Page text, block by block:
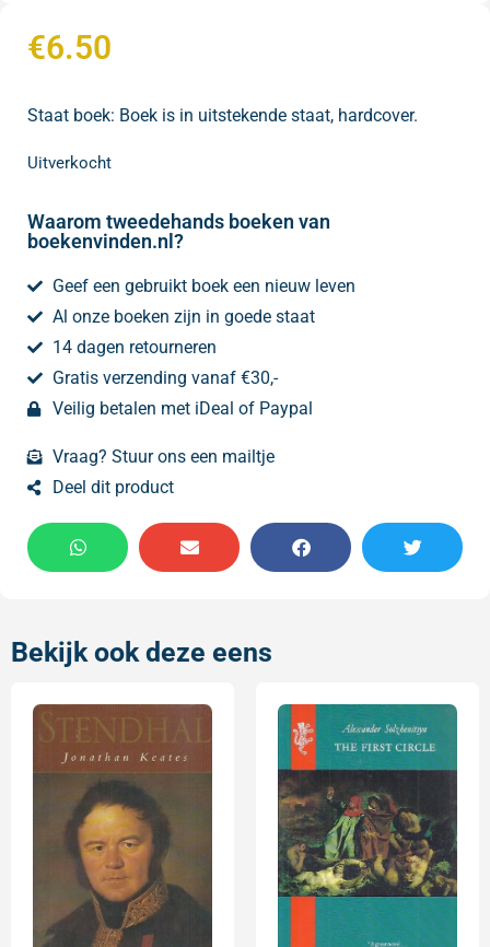
€6.50
Staat boek: Boek is in uitstekende staat, hardcover.
Uitverkocht
Waarom tweedehands boeken van
boekenvinden.nl?
Geef een gebruikt boek een nieuw leven
Al onze boeken zijn in goede staat
14 dagen retourneren
Gratis verzending vanaf €30,-
Veilig betalen met iDeal of Paypal
Vraag? Stuur ons een mailtje
Deel dit product
Bekijk ook deze eens